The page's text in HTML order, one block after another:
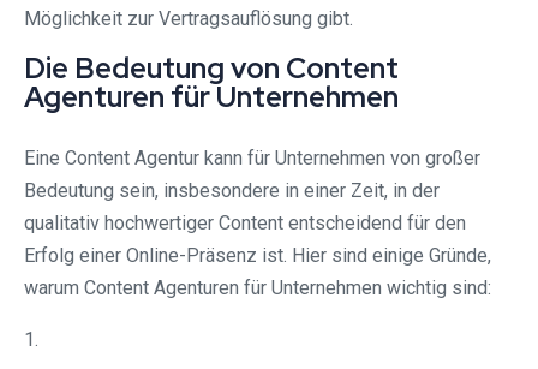
Möglichkeit zur Vertragsauflösung gibt.
Die Bedeutung von Content
Agenturen für Unternehmen
Eine Content Agentur kann für Unternehmen von großer
Bedeutung sein, insbesondere in einer Zeit, in der
qualitativ hochwertiger Content entscheidend für den
Erfolg einer Online-Präsenz ist. Hier sind einige Gründe,
warum Content Agenturen für Unternehmen wichtig sind:
1.